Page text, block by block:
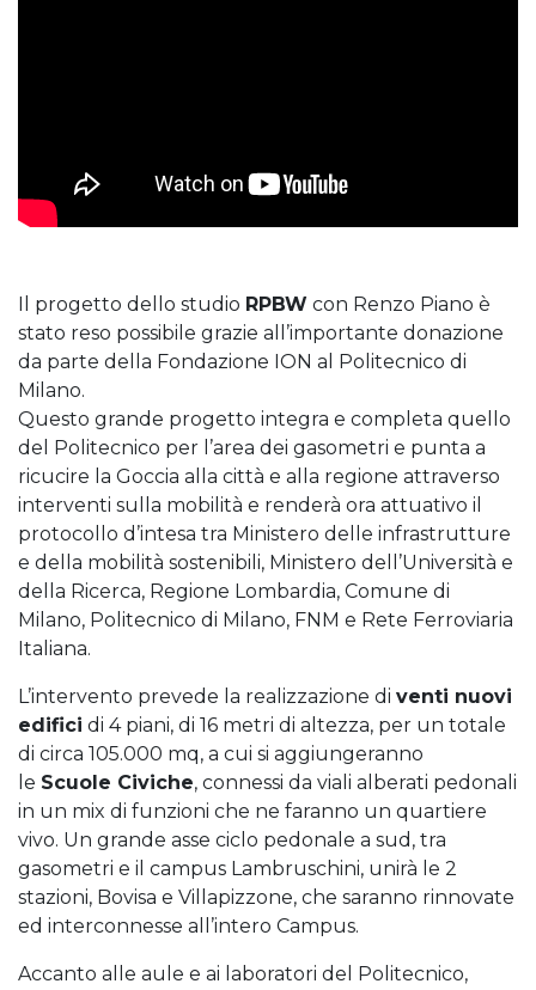
Il progetto dello studio RPBW con Renzo Piano è
stato reso possibile grazie all’importante donazione
da parte della Fondazione ION al Politecnico di
Milano.
Questo grande progetto integra e completa quello
del Politecnico per l’area dei gasometri e punta a
ricucire la Goccia alla città e alla regione attraverso
interventi sulla mobilità e renderà ora attuativo il
protocollo d’intesa tra Ministero delle infrastrutture
e della mobilità sostenibili, Ministero dell’Università e
della Ricerca, Regione Lombardia, Comune di
Milano, Politecnico di Milano, FNM e Rete Ferroviaria
Italiana.
L’intervento prevede la realizzazione di venti nuovi
edifici di 4 piani, di 16 metri di altezza, per un totale
di circa 105.000 mq, a cui si aggiungeranno
le Scuole Civiche, connessi da viali alberati pedonali
in un mix di funzioni che ne faranno un quartiere
vivo. Un grande asse ciclo pedonale a sud, tra
gasometri e il campus Lambruschini, unirà le 2
stazioni, Bovisa e Villapizzone, che saranno rinnovate
ed interconnesse all’intero Campus.
Accanto alle aule e ai laboratori del Politecnico,